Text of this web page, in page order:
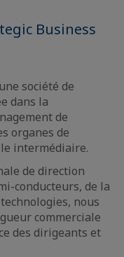
Business
société de
dans la
de
organes de
intermédiaire.
de direction
conducteurs, de la
nous
commerciale
des dirigeants et